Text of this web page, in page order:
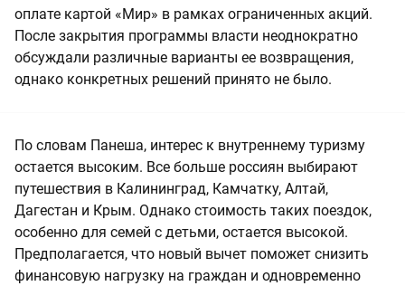
оплате картой «Мир» в рамках ограниченных акций.
После закрытия программы власти неоднократно
обсуждали различные варианты ее возвращения,
однако конкретных решений принято не было.
По словам Панеша, интерес к внутреннему туризму
остается высоким. Все больше россиян выбирают
путешествия в Калининград, Камчатку, Алтай,
Дагестан и Крым. Однако стоимость таких поездок,
особенно для семей с детьми, остается высокой.
Предполагается, что новый вычет поможет снизить
финансовую нагрузку на граждан и одновременно